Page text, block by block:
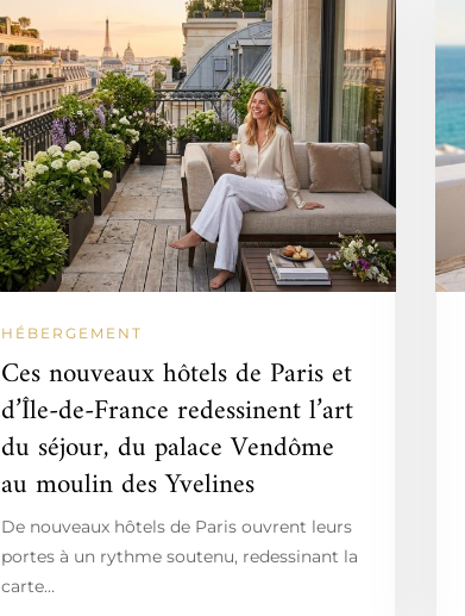
HÉBERGEMENT
Ces nouveaux hôtels de Paris et
d’Île-de-France redessinent l’art
du séjour, du palace Vendôme
au moulin des Yvelines
De nouveaux hôtels de Paris ouvrent leurs
portes à un rythme soutenu, redessinant la
carte…